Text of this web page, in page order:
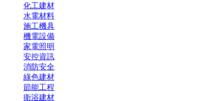
化工建材
水電材料
施工機具
機電設備
家電照明
安控資訊
消防安全
綠色建材
節能工程
衛浴建材